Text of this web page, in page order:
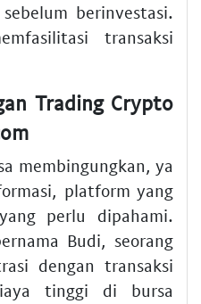
berinvestasi.
transaksi
Trading Crypto
membingungkan, ya
platform yang
perlu dipahami.
Budi, seorang
dengan transaksi
tinggi di bursa